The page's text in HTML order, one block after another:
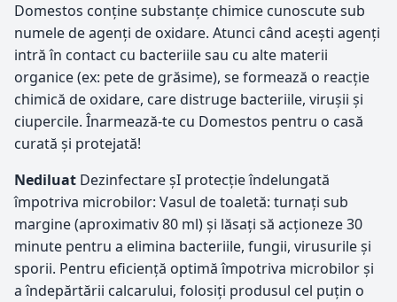
Domestos conține substanțe chimice cunoscute sub
numele de agenți de oxidare. Atunci când acești agenți
intră în contact cu bacteriile sau cu alte materii
organice (ex: pete de grăsime), se formează o reacție
chimică de oxidare, care distruge bacteriile, virușii și
ciupercile. Înarmează-te cu Domestos pentru o casă
curată și protejată!
Nediluat Dezinfectare șI protecţie îndelungată
împotriva microbilor: Vasul de toaletă: turnaţi sub
margine (aproximativ 80 ml) și lăsaţi să acţioneze 30
minute pentru a elimina bacteriile, fungii, virusurile și
sporii. Pentru eﬁcienţă optimă împotriva microbilor și
a îndepărtării calcarului, folosiți produsul cel puțin o